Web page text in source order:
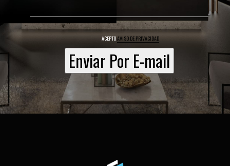
ACEPTOAVISO DE PRIVACIDAD